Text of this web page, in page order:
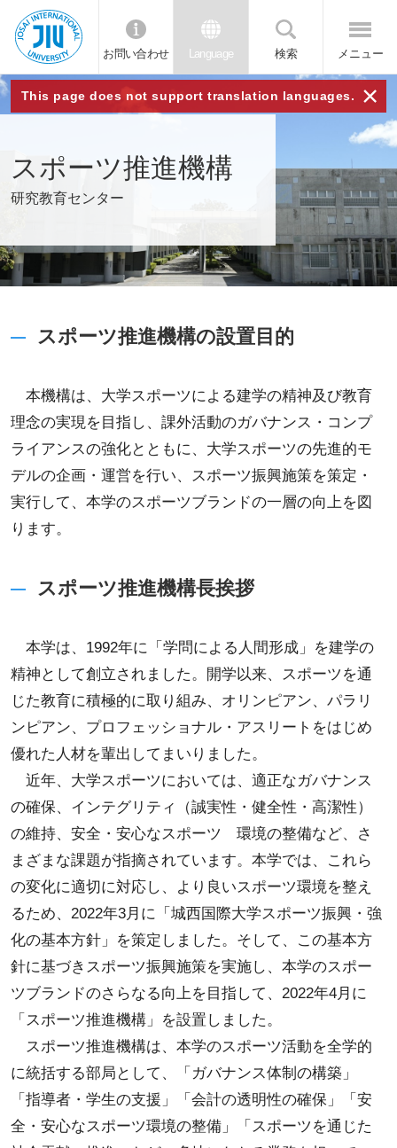
JIU 城西国
際大学
お問い合わせ Language 検索 メニュー
This page does not support translation languages. ×
スポーツ推進機構
研究教育センター
スポーツ推進機構の設置目的
本機構は、大学スポーツによる建学の精神及び教育
理念の実現を目指し、課外活動のガバナンス・コンプ
ライアンスの強化とともに、大学スポーツの先進的モ
デルの企画・運営を行い、スポーツ振興施策を策定・
実行して、本学のスポーツブランドの一層の向上を図
ります。
スポーツ推進機構長挨拶
本学は、1992年に「学問による人間形成」を建学の
精神として創立されました。開学以来、スポーツを通
じた教育に積極的に取り組み、オリンピアン、パラリ
ンピアン、プロフェッショナル・アスリートをはじめ
優れた人材を輩出してまいりました。
近年、大学スポーツにおいては、適正なガバナンス
の確保、インテグリティ（誠実性・健全性・高潔性）
の維持、安全・安心なスポーツ 環境の整備など、さ
まざまな課題が指摘されています。本学では、これら
の変化に適切に対応し、より良いスポーツ環境を整え
るため、2022年3月に「城西国際大学スポーツ振興・強
化の基本方針」を策定しました。そして、この基本方
針に基づきスポーツ振興施策を実施し、本学のスポー
ツブランドのさらなる向上を目指して、2022年4月に
「スポーツ推進機構」を設置しました。
スポーツ推進機構は、本学のスポーツ活動を全学的
に統括する部局として、「ガバナンス体制の構築」
「指導者・学生の支援」「会計の透明性の確保」「安
全・安心なスポーツ環境の整備」「スポーツを通じた